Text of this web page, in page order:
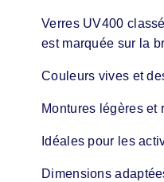
Verres UV400
est marquée sur la
Couleurs vives et
Montures légères et
Idéales pour les
Dimensions